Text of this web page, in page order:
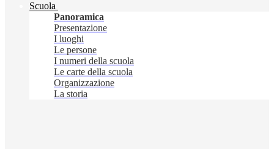
Scuola
Panoramica
Presentazione
I luoghi
Le persone
I numeri della scuola
Le carte della scuola
Organizzazione
La storia